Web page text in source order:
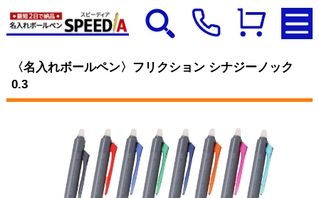
〈名入れボールペン〉フリクション シナジーノック
0.3